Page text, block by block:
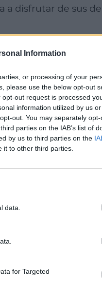
Information
or processing of your
please use the below opt-out
out request is processed
information utilized by us
out. You may separately
parties on the IAB’s list of
by us to third parties on the
it to other third parties.
data.
for Targeted
a disfrutar de sus
del centro
a cabo una
rodea.
, encontrarás
partir de
veganas
Viva